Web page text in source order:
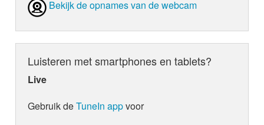
Bekijk de opnames van de webcam
Luisteren met smartphones en tablets?
Live
Gebruik deTuneIn appvoor